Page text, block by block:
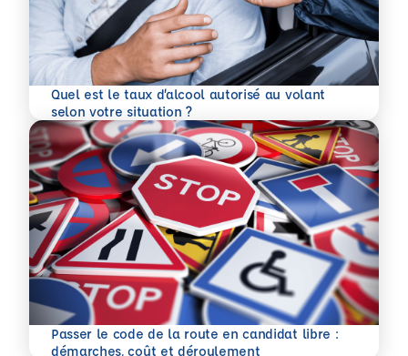
Quel est le taux d’alcool autorisé au volant
selon votre situation ?
En savoir plus
Passer le code de la route en candidat libre :
démarches, coût et déroulement
En savoir plus